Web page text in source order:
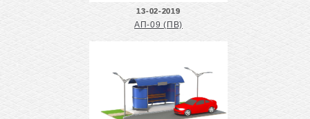
13-02-2019
АП-09 (ПВ)